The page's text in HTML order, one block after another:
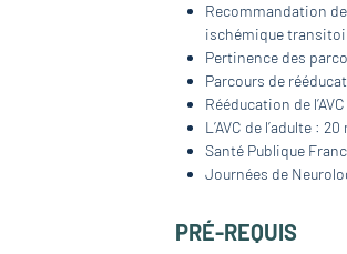
Recommandation
ischémique
Pertinence des
Parcours de
Rééducation de
L’AVC de l’adulte :
Santé Publique
Journées de
PRÉ-REQUIS